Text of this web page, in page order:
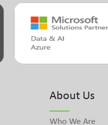
About Us
Who We Are